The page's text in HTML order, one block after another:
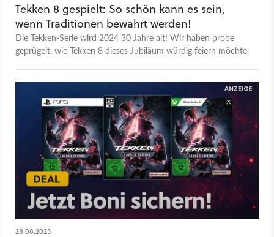
Tekken 8 gespielt: So schön kann es sein,
wenn Traditionen bewahrt werden!
Die Tekken-Serie wird 2024 30 Jahre alt! Wir haben probe
geprügelt, wie Tekken 8 dieses Jubiläum würdig feiern möchte.
28.08.2023